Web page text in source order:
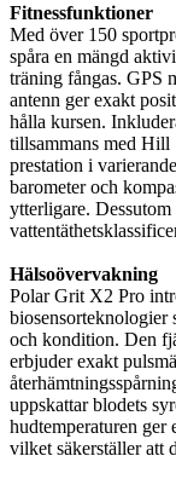
Fitnessfunktioner
Med över 150
spåra en mängd
träning fångas. GPS
antenn ger exakt
hålla kursen.
tillsammans med Hill
prestation i
barometer och
ytterligare.
Hälsoövervakning
Polar Grit X2 Pro
biosensorteknologier
och kondition. Den
erbjuder exakt
uppskattar blodets
hudtemperaturen ger
vilket säkerställer att